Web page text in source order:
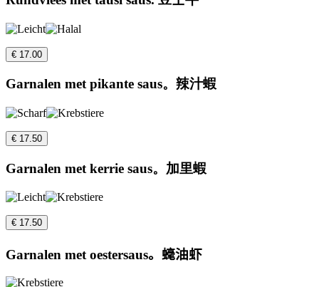
€ 17.00
Garnalen met pikante saus。辣汁蝦
€ 17.50
Garnalen met kerrie saus。加里蝦
€ 17.50
Garnalen met oestersaus。𧐢油虾